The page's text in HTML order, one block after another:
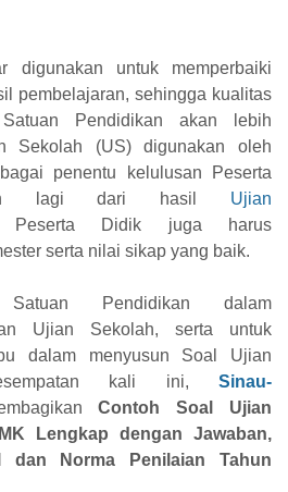
digunakan untuk memperbaiki
pembelajaran, sehingga kualitas
Pendidikan akan lebih
Sekolah (US) digunakan oleh
penentu kelulusan Peserta
lagi dari hasil
Ujian
Peserta Didik juga harus
serta nilai sikap yang baik.
Pendidikan dalam
Ujian Sekolah, serta untuk
dalam menyusun Soal Ujian
kali ini, Sinau-
Contoh
Soal Ujian
Lengkap dengan Jawaban,
dan Norma Penilaian Tahun